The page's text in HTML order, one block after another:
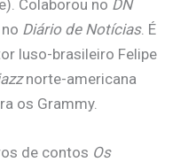
Colaborou no DN
Diário de Notícias. É
luso-brasileiro Felipe
norte-americana
os Grammy.
de contos Os